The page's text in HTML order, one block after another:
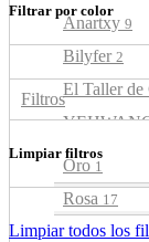
Anartxy 9
Bilyfer 2
El Taller de
Filtrar por color
Filtros
Oro 1
Rosa 17
Limpiar filtros
Limpiar todos los